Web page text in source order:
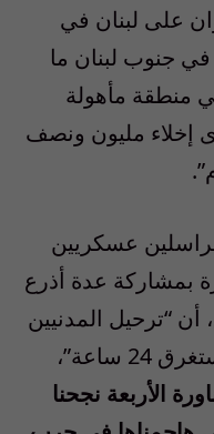
على لبنان في
جنوب لبنان ما
هدف في منطقة مأهولة
إخلاء مليون ونصف
عسكريين
بمشاركة عدة أذرع
“ترحيل المدنيين
اللبنانيين من جنوب البلاد سيستغرق 24 ساعة”،
الأربعة نجحنا